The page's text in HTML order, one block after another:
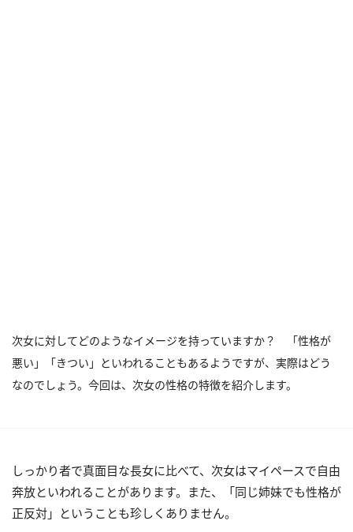
次女に対してどのようなイメージを持っていますか？ 「性格が
悪い」「きつい」といわれることもあるようですが、実際はどう
なのでしょう。今回は、次女の性格の特徴を紹介します。
しっかり者で真面目な長女に比べて、次女はマイペースで自由
奔放といわれることがあります。また、「同じ姉妹でも性格が
正反対」ということも珍しくありません。